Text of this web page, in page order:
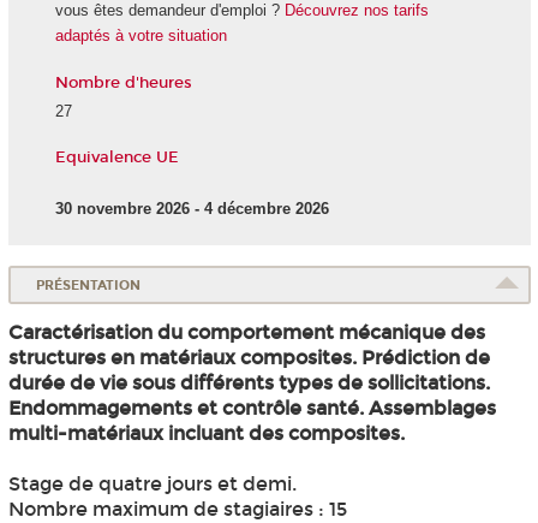
vous êtes demandeur d'emploi ? Découvrez nos tarifs
adaptés à votre situation
Nombre d'heures
27
Equivalence UE
30 novembre 2026 - 4 décembre 2026
PRÉSENTATION
Caractérisation du comportement mécanique des
structures en matériaux composites. Prédiction de
durée de vie sous différents types de sollicitations.
Endommagements et contrôle santé. Assemblages
multi-matériaux incluant des composites.
Stage de quatre jours et demi.
Nombre maximum de stagiaires : 15